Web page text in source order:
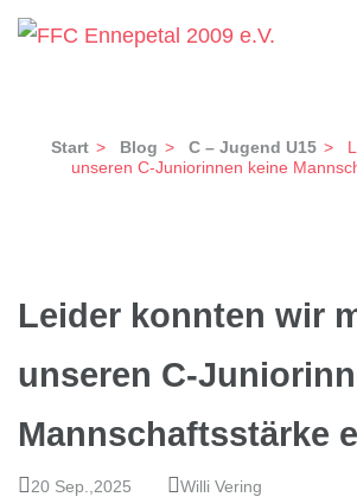
Zum
drücken)
Start > Blog > C – Jugend U15 >
unseren C-Juniorinnen keine
Leider konnten wir
unseren C-
Mannschaftsstärke
20 Sep.,2025 Willi Vering